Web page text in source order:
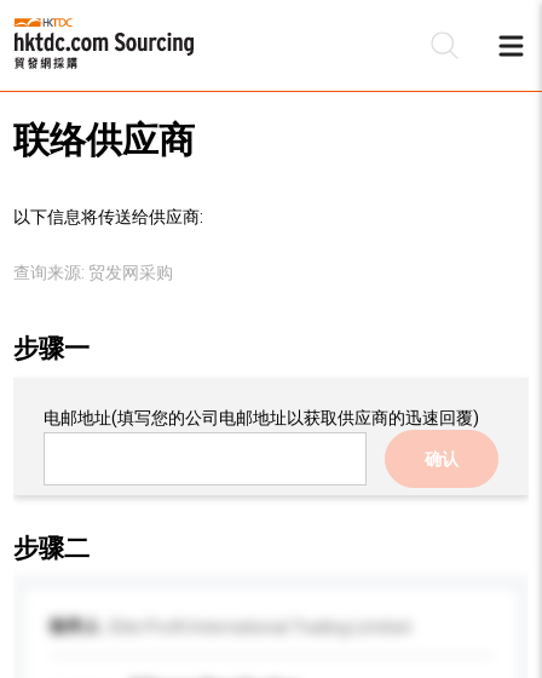
联络供应商
以下信息将传送给供应商:
查询来源: 贸发网采购
步骤一
电邮地址(填写您的公司电邮地址以获取供应商的迅速回覆)
确认
步骤二
收件人